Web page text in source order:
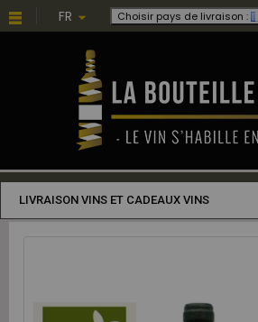
FR Choisir pays de livraison :
LIVRAISON VINS ET CADEAUX VINS